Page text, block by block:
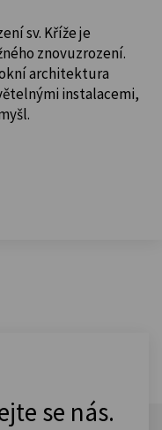
sv. Kříže je
znovuzrození.
architektura
instalacemi,
se nás.